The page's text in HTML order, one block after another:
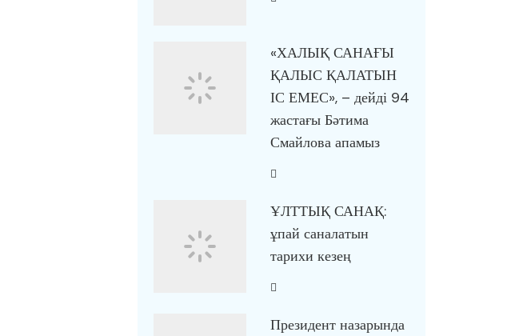
«ХАЛЫҚ САНАҒЫ
ҚАЛЫС ҚАЛАТЫН
ІС ЕМЕС», – дейді 94
жастағы Бәтима
Смайлова апамыз
ҰЛТТЫҚ САНАҚ:
ұпай саналатын
тарихи кезең
Президент назарында